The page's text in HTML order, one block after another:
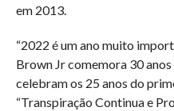
em 2013.
“2022 é um ano muito
Brown Jr comemora 30
celebram os 25 anos do
“Transpiração Continua e